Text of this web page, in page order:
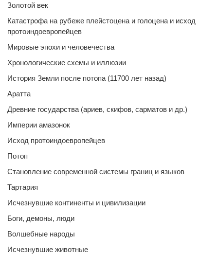
Золотой век
Катастрофа на рубеже плейстоцена и голоцена и исход
протоиндоевропейцев
Мировые эпохи и человечества
Хронологические схемы и иллюзии
История Земли после потопа (11700 лет назад)
Аратта
Древние государства (ариев, скифов, сарматов и др.)
Империи амазонок
Исход протоиндоевропейцев
Потоп
Становление современной системы границ и языков
Тартария
Исчезнувшие континенты и цивилизации
Боги, демоны, люди
Волшебные народы
Исчезнувшие животные